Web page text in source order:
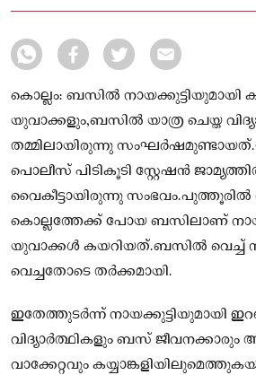
കൊല്ലം: ബസില്‍ നായക്കുട്ടിയുമായി
യുവാക്കളും,ബസിൽ യാത്ര ചെയ്ത
തമ്മിലായിരുന്നു
പൊലീസ് പിടികൂടി സ്റ്റേഷന്‍
വൈകീട്ടായിരുന്നു സംഭവം.പുത്തൂരില്‍
കൊല്ലത്തേക്ക് പോയ ബസിലാണ്
യുവാക്കള്‍ കയറിയത്.ബസില്‍ വെച്ച്
വെച്ചതോടെ തര്‍ക്കമായി.
ഇതേത്തുടര്‍ന്ന് നായക്കുട്ടിയുമായി
വിദ്യാര്‍ത്ഥികളും ബസ് ജീവനക്കാരും
വാക്കേറ്റവും